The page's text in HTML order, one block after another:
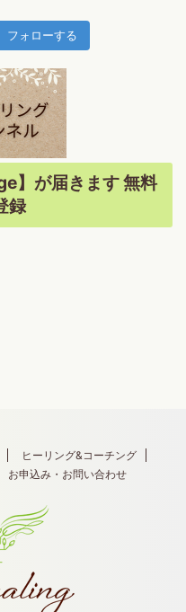
フォローする
】が届きます 無料
録
ヒーリング&コーチング
お申込み・お問い合わせ